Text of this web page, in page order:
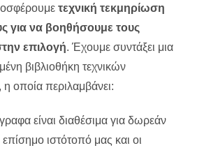
τεχνική τεκμηρίωση
για να βοηθήσουμε τους
επιλογή. Έχουμε συντάξει μια
βιβλιοθήκη τεχνικών
οποία περιλαμβάνει:
είναι διαθέσιμα για δωρεάν
ιστότοπό μας και οι